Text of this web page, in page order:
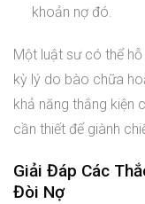
khoản nợ đó.
Một luật sư có thể
kỳ lý do bào chữa
khả năng thắng kiện
cần thiết để giành
Giải Đáp Các
Đòi Nợ